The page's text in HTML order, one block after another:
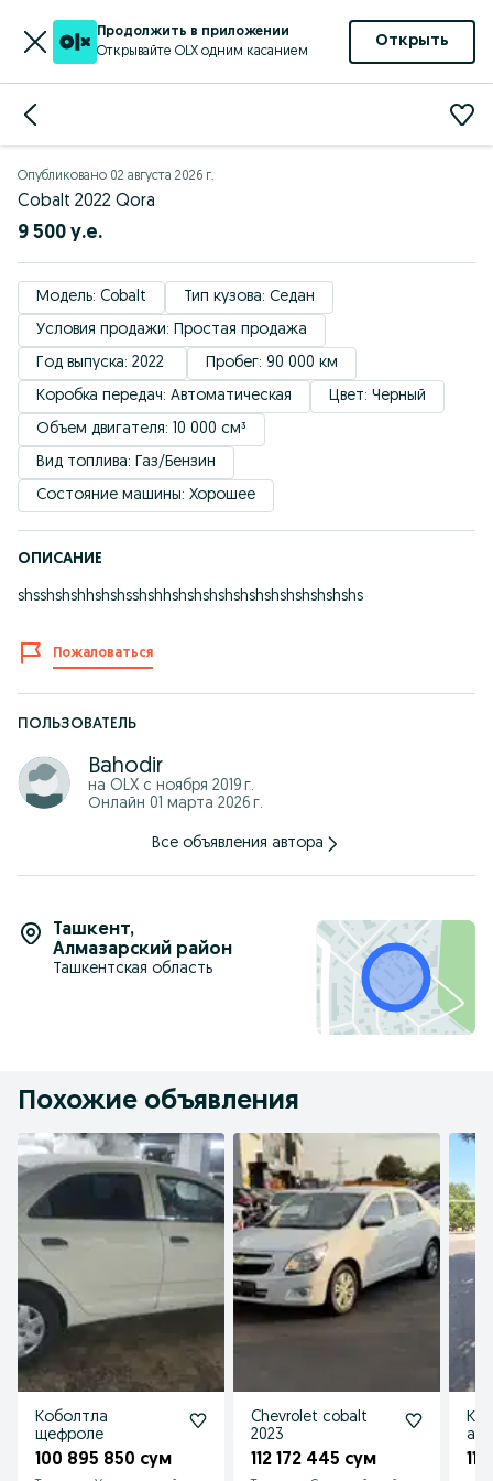
Продолжить в приложении
Открывайте OLX одним касанием
Открыть
Опубликовано 02 августа 2026 г.
Cobalt 2022 Qora
9 500 у.е.
Модель: Cobalt
Тип кузова: Седан
Условия продажи: Простая продажа
Год выпуска: 2022
Пробег: 90 000 км
Коробка передач: Автоматическая
Цвет: Черный
Объем двигателя: 10 000 см³
Вид топлива: Газ/Бензин
Состояние машины: Хорошее
ОПИСАНИЕ
shsshshshhshshsshshhshshshshshshshshshshshshs
Пожаловаться
ПОЛЬЗОВАТЕЛЬ
Bahodir
на OLX с ноября 2019 г.
Онлайн 01 марта 2026 г.
Все объявления автора
Ташкент,
Алмазарский район
Ташкентская область
Похожие объявления
Коболтла
щефроле
100 895 850 сум
Chevrolet cobalt
2023
112 172 445 сум